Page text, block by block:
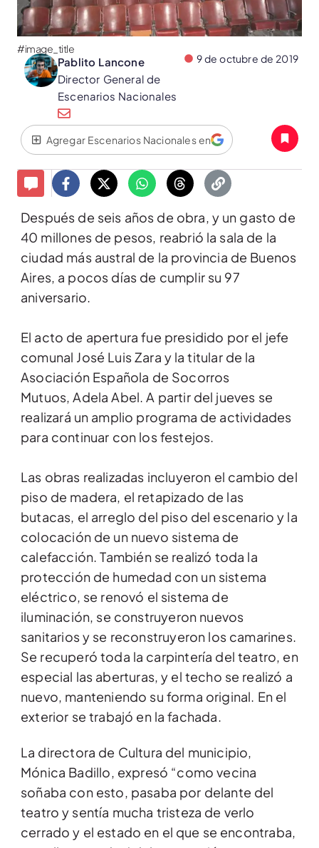
#image_title
Pablito Lancone
Director General de
Escenarios Nacionales
9 de octubre de 2019
Agregar Escenarios Nacionales en
Después de seis años de obra, y un gasto de
40 millones de pesos, reabrió la sala de la
ciudad más austral de la provincia de Buenos
Aires, a pocos días de cumplir su 97
aniversario.
El acto de apertura fue presidido por el jefe
comunal José Luis Zara y la titular de la
Asociación Española de Socorros
Mutuos, Adela Abel. A partir del jueves se
realizará un amplio programa de actividades
para continuar con los festejos.
Las obras realizadas incluyeron el cambio del
piso de madera, el retapizado de las
butacas, el arreglo del piso del escenario y la
colocación de un nuevo sistema de
calefacción. También se realizó toda la
protección de humedad con un sistema
eléctrico, se renovó el sistema de
iluminación, se construyeron nuevos
sanitarios y se reconstruyeron los camarines.
Se recuperó toda la carpintería del teatro, en
especial las aberturas, y el techo se realizó a
nuevo, manteniendo su forma original. En el
exterior se trabajó en la fachada.
La directora de Cultura del municipio,
Mónica Badillo, expresó “como vecina
soñaba con esto, pasaba por delante del
teatro y sentía mucha tristeza de verlo
cerrado y el estado en el que se encontraba,